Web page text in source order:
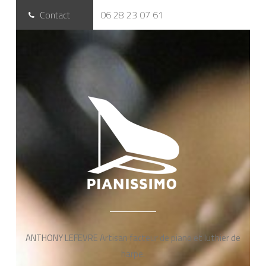
Contact 06 28 23 07 61
ANTHONY LEFEVRE Artisan facteur de piano et luthier de
harpe.